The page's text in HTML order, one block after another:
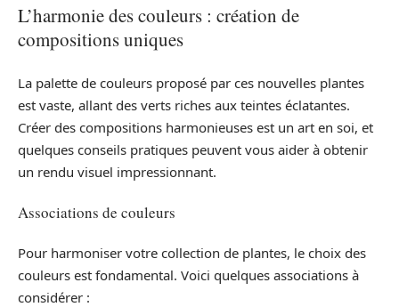
L’harmonie des couleurs : création de
compositions uniques
La palette de couleurs proposé par ces nouvelles plantes
est vaste, allant des verts riches aux teintes éclatantes.
Créer des compositions harmonieuses est un art en soi, et
quelques conseils pratiques peuvent vous aider à obtenir
un rendu visuel impressionnant.
Associations de couleurs
Pour harmoniser votre collection de plantes, le choix des
couleurs est fondamental. Voici quelques associations à
considérer :